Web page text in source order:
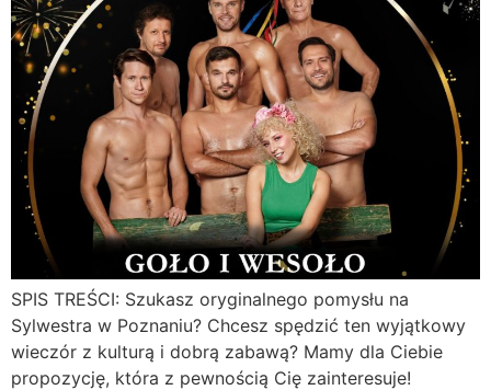
SPIS TREŚCI: Szukasz oryginalnego pomysłu na
Sylwestra w Poznaniu? Chcesz spędzić ten wyjątkowy
wieczór z kulturą i dobrą zabawą? Mamy dla Ciebie
propozycję, która z pewnością Cię zainteresuje!